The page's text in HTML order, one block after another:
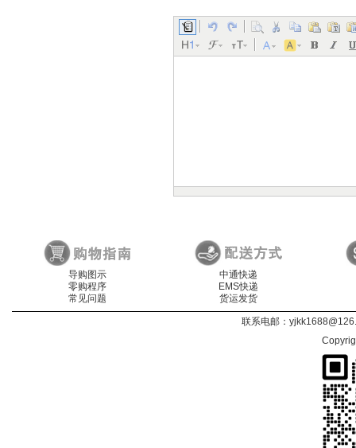
导购图示
零购程序
常见问题
中通快递
EMS快递
货运发货
联系电邮：